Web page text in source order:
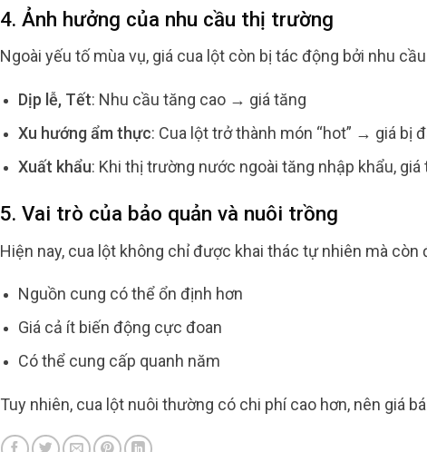
4. Ảnh hưởng của nhu cầu thị trường
Ngoài yếu tố mùa vụ, giá cua lột còn bị tác động bởi nhu
Dịp lễ, Tết: Nhu cầu tăng cao → giá tăng
Xu hướng ẩm thực: Cua lột trở thành món “hot” → giá bị
Xuất khẩu: Khi thị trường nước ngoài tăng nhập khẩu,
5. Vai trò của bảo quản và nuôi trồng
Hiện nay, cua lột không chỉ được khai thác tự nhiên mà
Nguồn cung có thể ổn định hơn
Giá cả ít biến động cực đoan
Có thể cung cấp quanh năm
Tuy nhiên, cua lột nuôi thường có chi phí cao hơn, nên giá